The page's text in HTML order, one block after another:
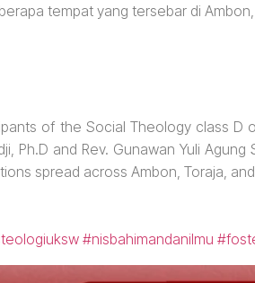
tempat yang tersebar di
of the Social Theology class D
Ph.D and Rev. Gunawan Yuli
spread across Ambon, Toraja,
#nisbahimandanilmu